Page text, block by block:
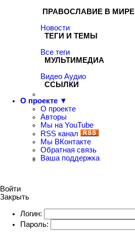
ПРАВОСЛАВИЕ В МИРЕ
Новости
ТЕГИ И ТЕМЫ
Все теги
МУЛЬТИМЕДИА
Видео Аудио
ССЫЛКИ
О проекте ▼
О проекте
Авторы
Мы на YouTube
RSS канал
Мы ВКонтакте
Обратная связь
Ваша поддержка
Войти
Закрыть
Логин:
Пароль: